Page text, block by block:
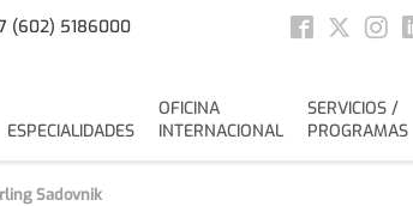
(602) 5186000
Social
ESPECIALIDADES
OFICINA
INTERNACIONAL
SERVICIOS /
PROGRAMAS
Sadovnik